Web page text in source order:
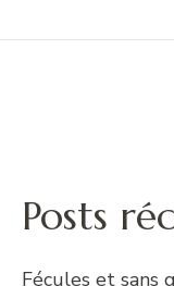
Posts
Fécules et sans